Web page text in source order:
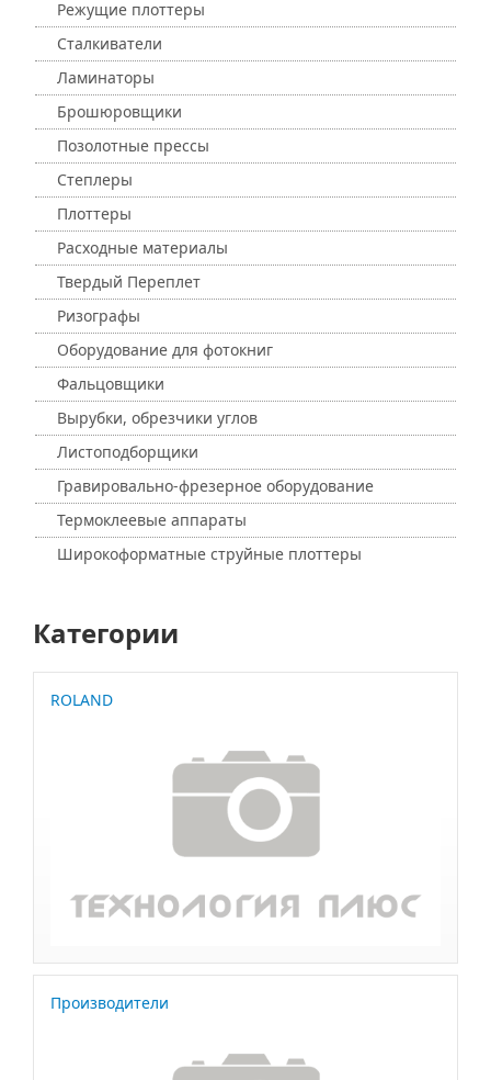
Режущие плоттеры
Сталкиватели
Ламинаторы
Брошюровщики
Позолотные прессы
Степлеры
Плоттеры
Расходные материалы
Твердый Переплет
Ризографы
Оборудование для фотокниг
Фальцовщики
Вырубки, обрезчики углов
Листоподборщики
Гравировально-фрезерное оборудование
Термоклеевые аппараты
Широкоформатные струйные плоттеры
Категории
ROLAND
Производители